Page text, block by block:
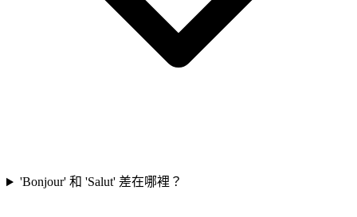
'Bonjour' 和 'Salut' 差在哪裡？